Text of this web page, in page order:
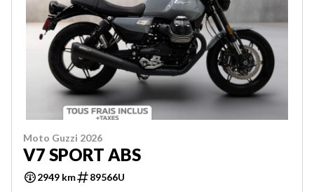
Moto Guzzi 2026
V7 SPORT ABS
2949 km 89566U